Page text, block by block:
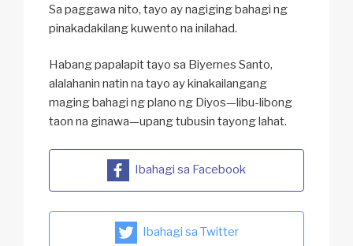
Sa paggawa nito, tayo ay nagiging bahagi ng
pinakadakilang kuwento na inilahad.
Habang papalapit tayo sa Biyernes Santo,
alalahanin natin na tayo ay kinakailangang
maging bahagi ng plano ng Diyos—libu-libong
taon na ginawa—upang tubusin tayong lahat.
Ibahagi sa Facebook
Ibahagi sa Twitter